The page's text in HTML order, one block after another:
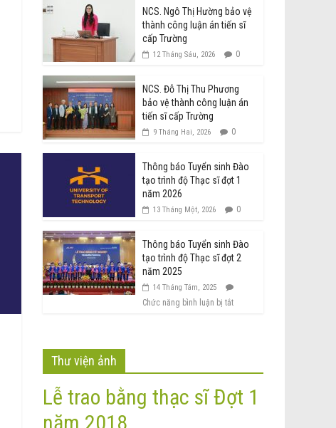
NCS. Ngô Thị Hường bảo vệ
thành công luận án tiến sĩ
cấp Trường
12 Tháng Sáu, 2026 0
NCS. Đỗ Thị Thu Phương
bảo vệ thành công luận án
tiến sĩ cấp Trường
9 Tháng Hai, 2026 0
Thông báo Tuyển sinh Đào
tạo trình độ Thạc sĩ đợt 1
năm 2026
13 Tháng Một, 2026 0
Thông báo Tuyển sinh Đào
tạo trình độ Thạc sĩ đợt 2
năm 2025
14 Tháng Tám, 2025
Chức năng bình luận bị tắt
Thư viện ảnh
Lễ trao bằng thạc sĩ Đợt 1
năm 2018